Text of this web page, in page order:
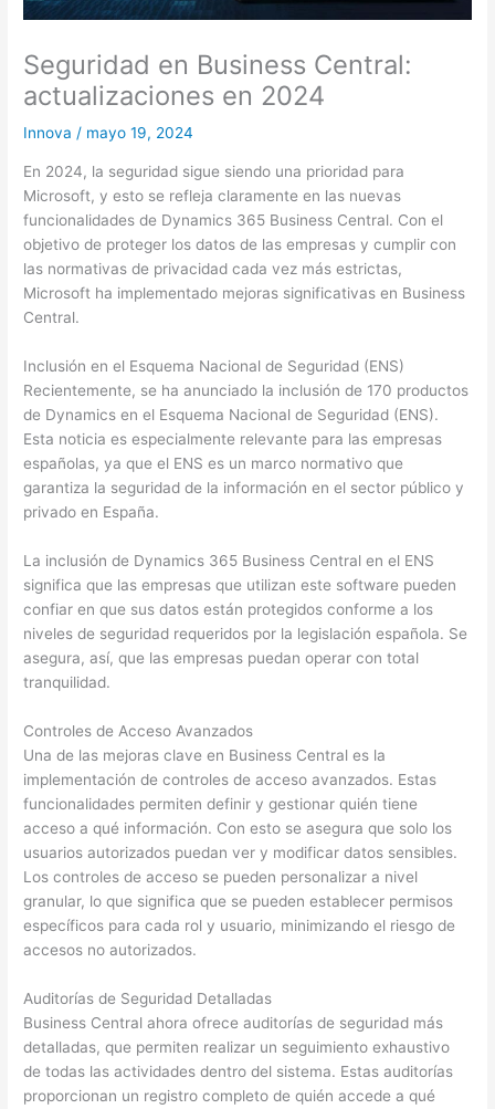
Seguridad en Business Central:
actualizaciones en 2024
Innova / mayo 19, 2024
En 2024, la seguridad sigue siendo una prioridad para
Microsoft, y esto se refleja claramente en las nuevas
funcionalidades de Dynamics 365 Business Central. Con el
objetivo de proteger los datos de las empresas y cumplir con
las normativas de privacidad cada vez más estrictas,
Microsoft ha implementado mejoras significativas en Business
Central.
Inclusión en el Esquema Nacional de Seguridad (ENS)
Recientemente, se ha anunciado la inclusión de 170 productos
de Dynamics en el Esquema Nacional de Seguridad (ENS).
Esta noticia es especialmente relevante para las empresas
españolas, ya que el ENS es un marco normativo que
garantiza la seguridad de la información en el sector público y
privado en España.
La inclusión de Dynamics 365 Business Central en el ENS
significa que las empresas que utilizan este software pueden
confiar en que sus datos están protegidos conforme a los
niveles de seguridad requeridos por la legislación española. Se
asegura, así, que las empresas puedan operar con total
tranquilidad.
Controles de Acceso Avanzados
Una de las mejoras clave en Business Central es la
implementación de controles de acceso avanzados. Estas
funcionalidades permiten definir y gestionar quién tiene
acceso a qué información. Con esto se asegura que solo los
usuarios autorizados puedan ver y modificar datos sensibles.
Los controles de acceso se pueden personalizar a nivel
granular, lo que significa que se pueden establecer permisos
específicos para cada rol y usuario, minimizando el riesgo de
accesos no autorizados.
Auditorías de Seguridad Detalladas
Business Central ahora ofrece auditorías de seguridad más
detalladas, que permiten realizar un seguimiento exhaustivo
de todas las actividades dentro del sistema. Estas auditorías
proporcionan un registro completo de quién accede a qué